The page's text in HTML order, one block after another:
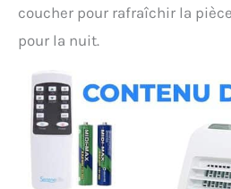
coucher pour rafraîchir la
pour la nuit.